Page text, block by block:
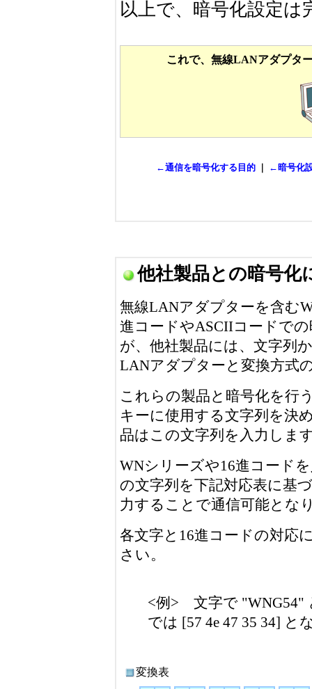
以上で、暗号化設定は
これで、無線LANアダプタ
←通信を暗号化する目的 ←暗号化
他社製品との暗号化
無線LANアダプターを含む
進コードやASCIIコードで
が、他社製品には、文字列
LANアダプターと変換方式
これらの製品と暗号化を行
キーに使用する文字列を決
品はこの文字列を入力しま
WNシリーズや16進コード
の文字列を下記対応表に基
力することで通信可能とな
各文字と16進コードの対応
さい。
<例> 文字で "WNG54"
では [57 4e 47 35 34] と
変換表